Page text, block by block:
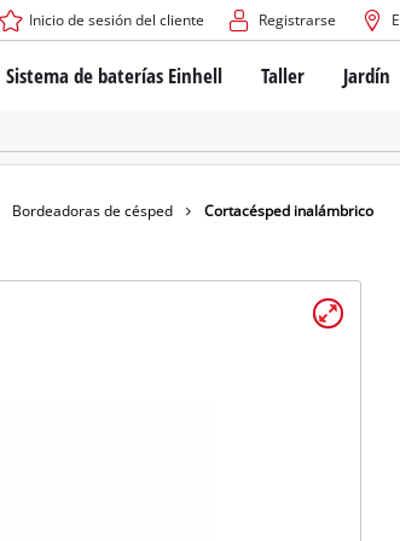
Inicio de sesión del cliente Registrarse
Sistema de baterías Einhell
El sistema de baterías Power X-Change
Taller
Atornilladores
Taladros de
Routers para
Jardín
Bordeadoras de césped Cortacésped inalámbrico